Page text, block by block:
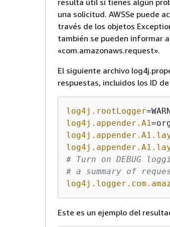
resulta útil si tienes algún
una solicitud. AWSSe puede
través de los objetos
también se pueden informar
«com.amazonaws.request».
El siguiente archivo
respuestas, incluidos los ID
log4j.rootLogger
log4j.appender.A1
# Turn on DEBUG
# a summary of
Este es un ejemplo del